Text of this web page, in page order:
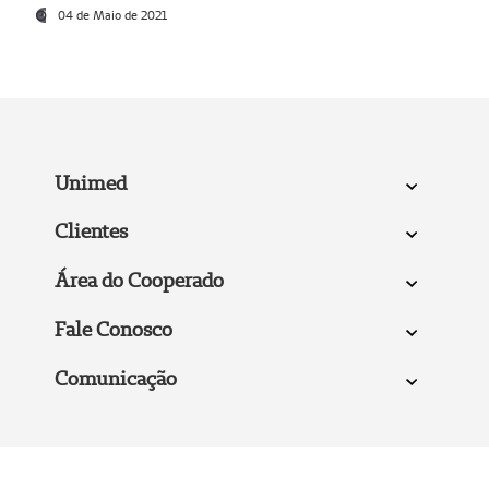
04 de Maio de 2021
Unimed
Clientes
Área do Cooperado
Fale Conosco
Comunicação